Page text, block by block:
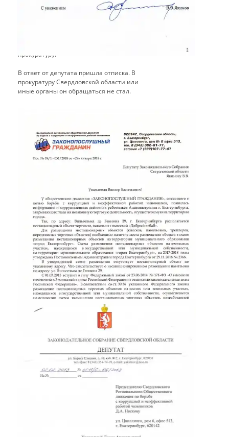
Собрания Свердловской области
Якимова В. В. направлен запрос о
прокуратуру.
​В ответ от депутата пришла отписка. В
прокуратуру Свердловской области или
иные органы он обращаться не стал.